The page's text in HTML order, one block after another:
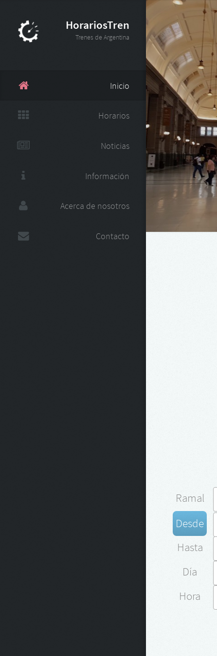
HorariosTren
Trenes de Argentina
Inicio
Horarios
Noticias
Información
Acerca de nosotros
Contacto
Ramal
Desde
Hasta
Día
Hora